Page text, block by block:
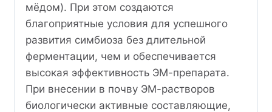
мёдом). При этом создаются
благоприятные условия для успешного
развития симбиоза без длительной
ферментации, чем и обеспечивается
высокая эффективность ЭМ-препарата.
При внесении в почву ЭМ-растворов
биологически активные составляющие,